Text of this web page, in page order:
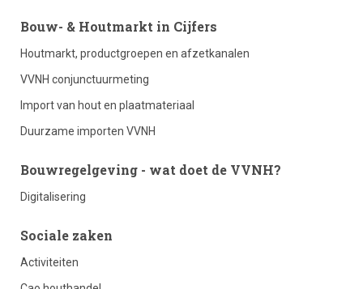
footer
column
3
Bouw- & Houtmarkt in Cijfers
Houtmarkt, productgroepen en afzetkanalen
VVNH conjunctuurmeting
Import van hout en plaatmateriaal
Duurzame importen VVNH
Bouwregelgeving - wat doet de VVNH?
Digitalisering
footer
column
Sociale zaken
Activiteiten